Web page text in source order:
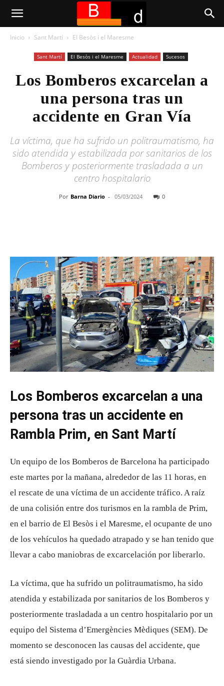
Inicio Sant Martí El Besòs i el Maresme
Sant Martí El Besòs i el Maresme Actualidad Sucesos
Los Bomberos excarcelan a
una persona tras un
accidente en Gran Vía
La víctima, que ha sufrido un politraumatismo, ha
sido atendida y estabilizada por sanitarios de los
Bomberos y posteriormente trasladada a un
centro hospitalario
Por Barna Diario - 05/03/2024 0
Los Bomberos excarcelan a una
persona tras un accidente en
Rambla Prim, en Sant Martí
Un equipo de los Bomberos de Barcelona ha participado
este martes por la mañana, alrededor de las 11 horas, en
el rescate de una víctima de un accidente tráfico. A raíz
de una colisión entre dos turismos en la rambla de Prim,
en el barrio de El Besòs i el Maresme, el ocupante de uno
de los vehículos ha quedado atrapado y se han tenido que
llevar a cabo maniobras de excarcelación por liberarlo.
La víctima, que ha sufrido un politraumatismo, ha sido
atendida y estabilizada por sanitarios de los Bomberos y
posteriormente trasladada a un centro hospitalario por un
equipo del Sistema d’Emergències Mèdiques (SEM). De
momento se desconocen las causas del accidente, que
está siendo investigado por la Guàrdia Urbana.